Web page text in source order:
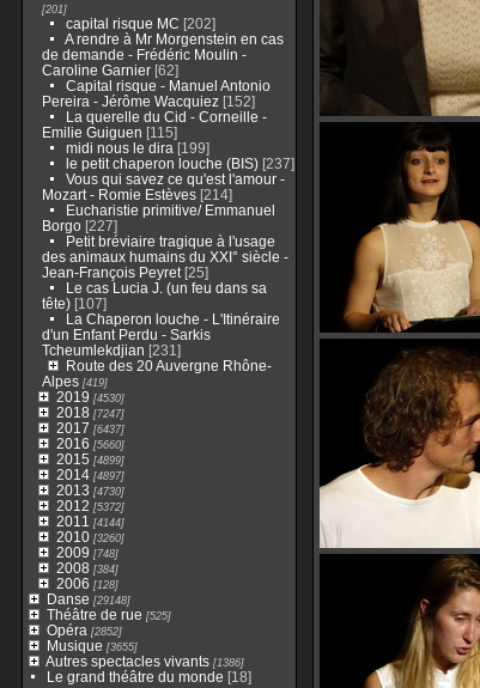
[201]
capital risque MC [202]
A rendre à Mr Morgenstein en cas
de demande - Frédéric Moulin -
Caroline Garnier[62]
Capital risque - Manuel Antonio
Pereira - Jérôme Wacquiez[152]
La querelle du Cid - Corneille -
Emilie Guiguen [115]
midi nous le dira [199]
le petit chaperon louche (BIS)[237]
Vous qui savez ce qu'est l'amour -
Mozart - Romie Estèves[214]
Eucharistie primitive/ Emmanuel
Borgo[227]
Petit bréviaire tragique à l'usage
des animaux humains du XXI° siècle -
Jean-François Peyret[25]
Le cas Lucia J. (un feu dans sa
tête)[107]
La Chaperon louche - L'Itinéraire
d'un Enfant Perdu - Sarkis
Tcheumlekdjian [231]
Route des 20 Auvergne Rhône-
Alpes[419]
2019 [4530]
2018 [7247]
2017 [6437]
2016 [5660]
2015 [4899]
2014[4897]
2013 [4730]
2012 [5372]
2011 [4144]
2010[3260]
2009 [748]
2008 [384]
2006 [128]
Danse [29148]
Théâtre de rue [525]
Opéra [2852]
Musique [3655]
Autres spectacles vivants[1386]
Le grand théâtre du monde [18]